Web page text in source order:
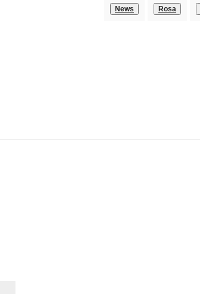
News Rosa